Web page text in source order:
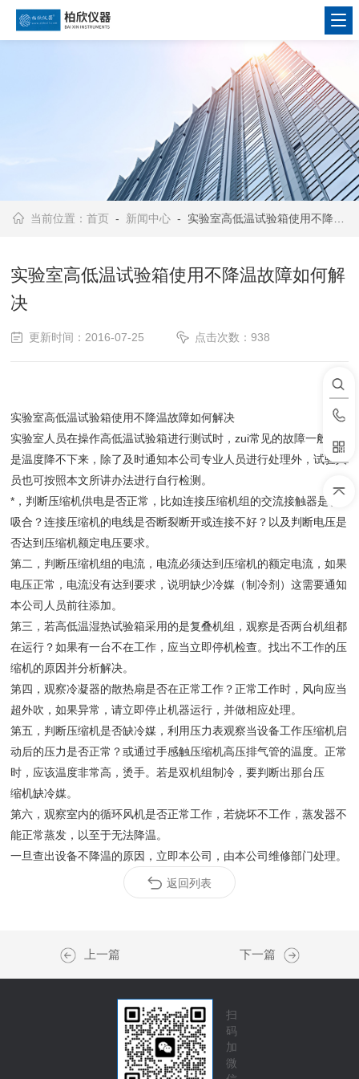
当前位置：首页 - 新闻中心 - 实验室高低温试验箱使用不降温故障如何解决
实验室高低温试验箱使用不降温故障如何解
决
更新时间：2016-07-25 点击次数：938
实验室高低温试验箱使用不降温故障如何解决
实验室人员在操作高低温试验箱进行测试时，zui常见的故障一般都
是温度降不下来，除了及时通知本公司专业人员进行处理外，试验人
员也可按照本文所讲办法进行自行检测。
*，判断压缩机供电是否正常，比如连接压缩机组的交流接触器是否
吸合？连接压缩机的电线是否断裂断开或连接不好？以及判断电压是
否达到压缩机额定电压要求。
第二，判断压缩机组的电流，电流必须达到压缩机的额定电流，如果
电压正常，电流没有达到要求，说明缺少冷媒（制冷剂）这需要通知
本公司人员前往添加。
第三，若高低温湿热试验箱采用的是复叠机组，观察是否两台机组都
在运行？如果有一台不在工作，应当立即停机检查。找出不工作的压
缩机的原因并分析解决。
第四，观察冷凝器的散热扇是否在正常工作？正常工作时，风向应当
超外吹，如果异常，请立即停止机器运行，并做相应处理。
第五，判断压缩机是否缺冷媒，利用压力表观察当设备工作压缩机启
动后的压力是否正常？或通过手感触压缩机高压排气管的温度。正常
时，应该温度非常高，烫手。若是双机组制冷，要判断出那台压
缩机缺冷媒。
第六，观察室内的循环风机是否正常工作，若烧坏不工作，蒸发器不
能正常蒸发，以至于无法降温。
一旦查出设备不降温的原因，立即本公司，由本公司维修部门处理。
返回列表
上一篇 下一篇
扫
码
加
微